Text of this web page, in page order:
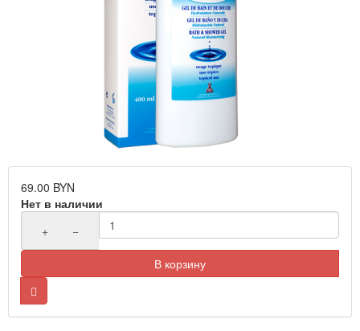
69.00 BYN
Нет в наличии
+
−
В корзину